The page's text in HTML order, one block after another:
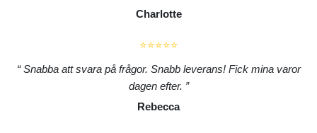
Charlotte
⭐⭐⭐⭐⭐
Snabba att svara på frågor. Snabb leverans! Fick mina varor
dagen efter.
Rebecca